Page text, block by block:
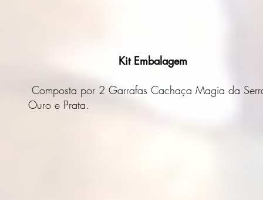
Kit Embalagem
Composta por 2 Garrafas Cachaça Magia da
Ouro e Prata.